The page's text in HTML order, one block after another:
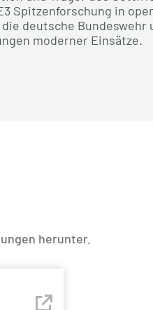
Spitzenforschung in
deutsche Bundeswehr
moderner Einsätze.
herunter.